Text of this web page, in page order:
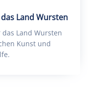
Land Wursten
Land Wursten
Kunst und